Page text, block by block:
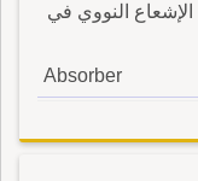
النووي في
Absorber